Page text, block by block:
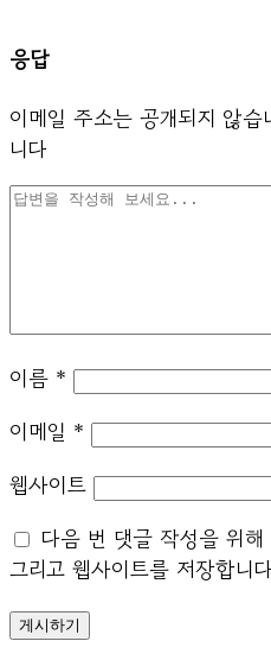
응답
이메일 주소는 공개되지 않습
니다
이름 *
이메일 *
웹사이트
다음 번 댓글 작성을 위
그리고 웹사이트를 저장합니